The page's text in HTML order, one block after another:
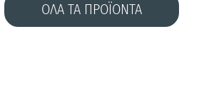
ΟΛΑ ΤΑ ΠΡΟΪΟΝΤΑ